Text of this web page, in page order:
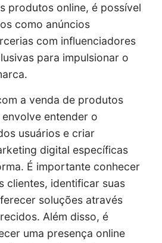
produtos online, é possível
como anúncios
com influenciadores
para impulsionar o
a venda de produtos
entender o
usuários e criar
digital específicas
É importante conhecer
clientes, identificar suas
soluções através
Além disso, é
uma presença online